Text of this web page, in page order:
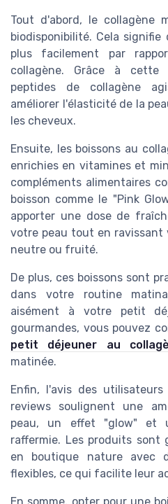
Tout d'abord, le collagène
biodisponibilité. Cela
plus facilement par
collagène. Grâce à cette
peptides de collagène
améliorer l'élasticité de la
les cheveux.
Ensuite, les boissons au
enrichies en vitamines et
compléments alimentaires
boisson comme le "Pink
apporter une dose de
votre peau tout en ravissant
neutre ou fruité.
De plus, ces boissons sont
dans votre routine
aisément à votre petit
gourmandes, vous pouvez
petit déjeuner au
matinée.
Enfin, l'avis des
reviews soulignent une
peau, un effet "glow" et
raffermie. Les produits sont
en boutique nature avec
flexibles, ce qui facilite leur
En somme, opter pour une